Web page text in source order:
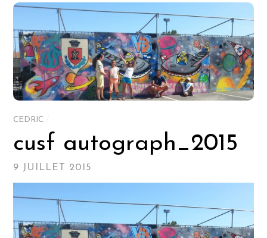
CEDRIC
cusf autograph_2015
9 JUILLET 2015